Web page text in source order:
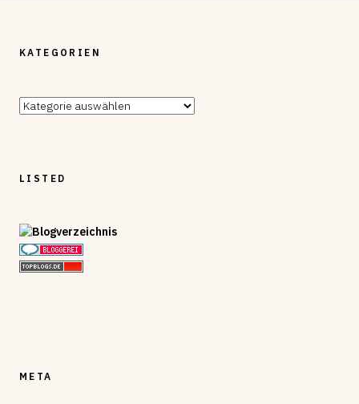
KATEGORIEN
Kategorien
LISTED
META